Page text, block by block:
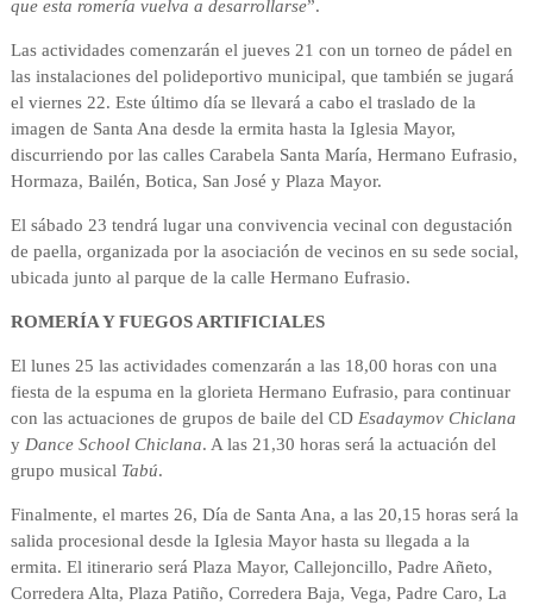
que esta romería vuelva a desarrollarse”.
Las actividades comenzarán el jueves 21 con un torneo de pádel en
las instalaciones del polideportivo municipal, que también se jugará
el viernes 22. Este último día se llevará a cabo el traslado de la
imagen de Santa Ana desde la ermita hasta la Iglesia Mayor,
discurriendo por las calles Carabela Santa María, Hermano Eufrasio,
Hormaza, Bailén, Botica, San José y Plaza Mayor.
El sábado 23 tendrá lugar una convivencia vecinal con degustación
de paella, organizada por la asociación de vecinos en su sede social,
ubicada junto al parque de la calle Hermano Eufrasio.
ROMERÍA Y FUEGOS ARTIFICIALES
El lunes 25 las actividades comenzarán a las 18,00 horas con una
fiesta de la espuma en la glorieta Hermano Eufrasio, para continuar
con las actuaciones de grupos de baile del CD Esadaymov Chiclana
y Dance School Chiclana. A las 21,30 horas será la actuación del
grupo musical Tabú.
Finalmente, el martes 26, Día de Santa Ana, a las 20,15 horas será la
salida procesional desde la Iglesia Mayor hasta su llegada a la
ermita. El itinerario será Plaza Mayor, Callejoncillo, Padre Añeto,
Corredera Alta, Plaza Patiño, Corredera Baja, Vega, Padre Caro, La